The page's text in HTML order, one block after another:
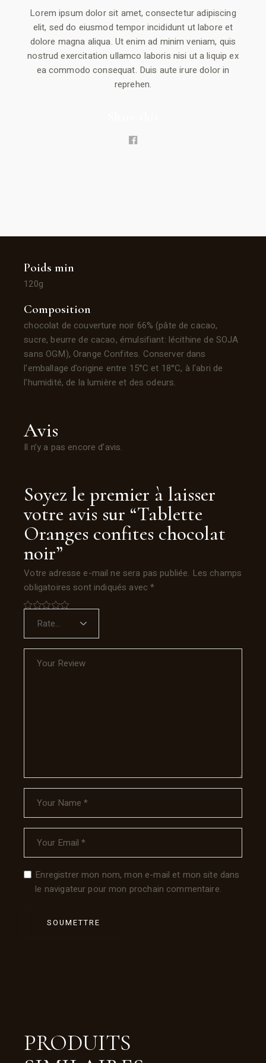
Lorem ipsum dolor sit amet, consectetur adipiscing
elit, sed do eiusmod tempor incididunt ut labore et
dolore magna aliqua. Ut enim ad minim veniam, quis
nostrud exercitation ullamco laboris nisi ut a liquip ex
ea commodo consequat. Duis aute irure dolor in
reprehen.
Poids min
120g
Composition
chocolat de couverture noir 66% (pâte de cacao,
sucre, beurre de cacao, émulsifiant: lécithine de SOJA
sans OGM), Orange Confites. Conserver dans
l'emballage d'origine entre 15°C et 18°C, à l'abri de
l'humidité, de la lumière et des odeurs.
Avis
Il n’y a pas encore d’avis.
Soyez le premier à laisser
votre avis sur “Tablette
Oranges confites chocolat
noir”
Votre adresse e-mail ne sera pas publiée. Les champs
obligatoires sont indiqués avec*
Enregistrer mon nom, mon e-mail et mon site dans
le navigateur pour mon prochain commentaire.
SOUMETTRE
PRODUITS